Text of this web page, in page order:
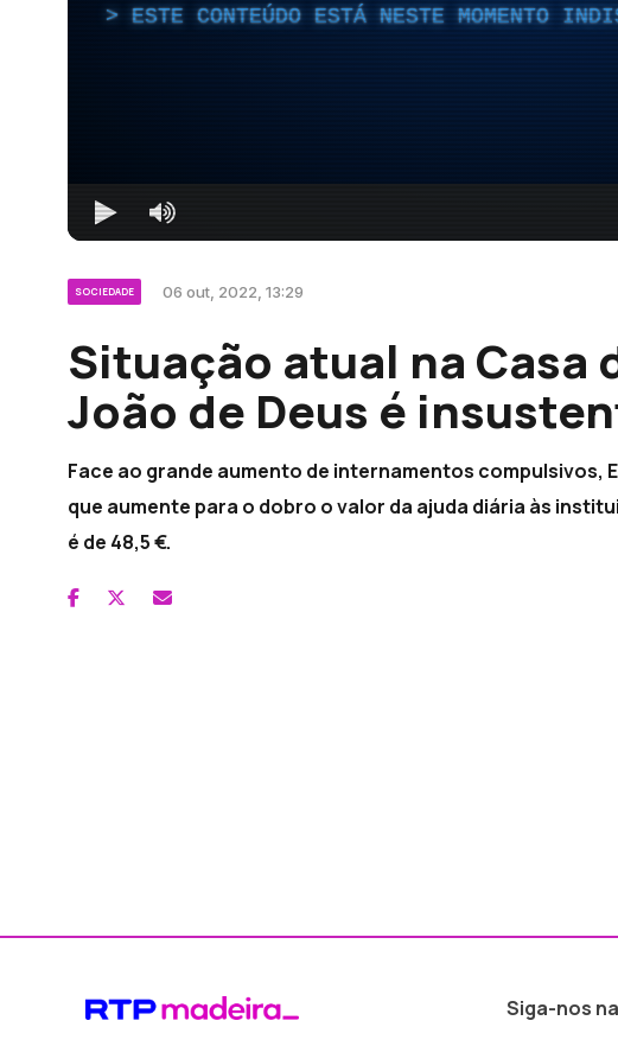
ESTE CONTEÚDO ESTÁ NESTE MOMENTO
SOCIEDADE 06 out, 2022, 13:29
Situação atual na Casa
João de Deus é
Face ao grande aumento de internamentos compulsivos,
que aumente para o dobro o valor da ajuda diária às
é de 48,5 €.
Siga-nos